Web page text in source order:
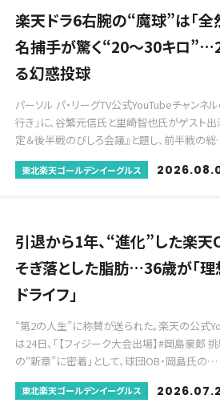
楽天ドラ6右腕の“魔球”は「全
名捕手が驚く“20〜30キロ
る幻惑投球
パーソル パ・リーグTV公式YouTubeチャンネ
行き」に、谷繁元信氏と里崎智也氏がゲスト出
定＆後半戦のびしろ会議』と題し、前半戦の
東北楽天ゴールデンイーグルス
引退から1年、“進化”した楽
そぎ落とした脂肪…36歳が「
ドライフ」
“第2の人生”に称賛が送られた。楽天の公式
は24日、「【フィジーク大会出場】#岡島豪郎
の“新章”に密着」として、球団OB・岡島氏の…
東北楽天ゴールデンイーグルス